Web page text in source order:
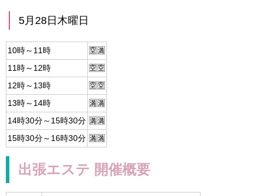
5月28日木曜日
10時～11時
🈳🈵
11時～12時
🈳🈳
12時～13時
🈳🈳
13時～14時
🈵🈵
14時30分～15時30分 🈵🈵
15時30分～16時30分 🈵🈵
出張エステ 開催概要